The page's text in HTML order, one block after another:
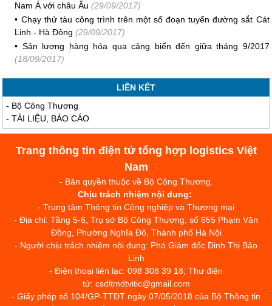
Nam Á với châu Âu (29/09/2017)
• Chạy thử tàu công trình trên một số đoạn tuyến đường sắt Cát
Linh - Hà Đông(29/09/2017)
• Sản lượng hàng hóa qua cảng biển đến giữa tháng 9/2017
(18/09/2017)
LIÊN KẾT
- Bộ Công Thương
-TÀI LIỆU, BÁO CÁO
Trang thông tin điện tử tổng hợp logistics Việt
Nam
- Bản quyền thuộc về Bộ Công Thương.
Chịu trách nhiệm nội dung:
- Trung tâm Thông tin Công nghiệp và Thương mại
- Địa chỉ: Tầng 5-6, Trụ sở Bộ Công Thương, số 655 Phạm Văn
Đồng, Phường Nghĩa Đô, Thành phố Hà Nội
- Người chịu trách nhiệm nội dung: Phó Giám đốc Đinh Thị Bảo
Linh
- Điện thoại liên lạc: 098 308 39 18; Thư điện
tử: csdltmdtvitic@gmail.com
- Giấy phép số 104/GP-TTĐT ngày 07/05/2018 của Bộ Thông tin